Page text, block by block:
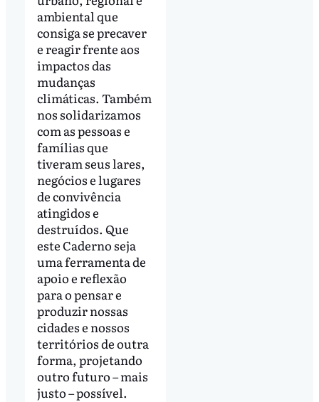
ambiental que
consiga se precaver
e reagir frente aos
impactos das
mudanças
climáticas. Também
nos solidarizamos
com as pessoas e
famílias que
tiveram seus lares,
negócios e lugares
de convivência
atingidos e
destruídos. Que
este Caderno seja
uma ferramenta de
apoio e reflexão
para o pensar e
produzir nossas
cidades e nossos
territórios de outra
forma, projetando
outro futuro – mais
justo – possível.